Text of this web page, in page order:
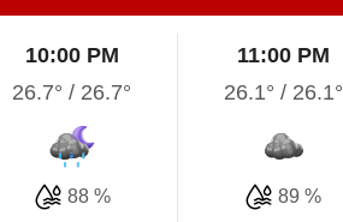
10:00 PM
26.7°/ 26.7°
88 %
11:00 PM
26.1° / 26.1°
89 %